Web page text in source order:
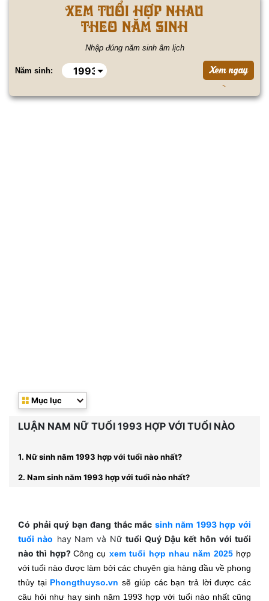
XEM TUỔI HỢP NHAU
THEO NĂM SINH
Nhập đúng năm sinh âm lịch
Năm sinh:
Mục lục
LUẬN NAM NỮ TUỔI 1993 HỢP VỚI TUỔI NÀO
1. Nữ sinh năm 1993 hợp với tuổi nào nhất?
2. Nam sinh năm 1993 hợp với tuổi nào nhất?
Có phải quý bạn đang thắc mắc sinh năm 1993 hợp với
tuổi nào hay Nam và Nữ tuổi Quý Dậu kết hôn với tuổi
nào thì hợp?Công cụ xem tuổi hợp nhau năm 2025hợp
với tuổi nào được làm bởi các chuyên gia hàng đầu về phong
thủy tại Phongthuyso.vn sẽ giúp các bạn trả lời được các
câu hỏi như hay sinh năm 1993 hợp với tuổi nào nhất cũng